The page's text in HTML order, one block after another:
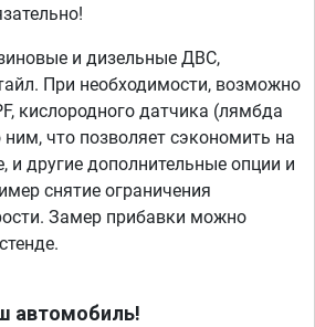
и дизельные ДВС,
При необходимости, возможно
кислородного датчика (лямбда
что позволяет сэкономить на
и другие дополнительные опции и
снятие ограничения
Замер прибавки можно
автомобиль!